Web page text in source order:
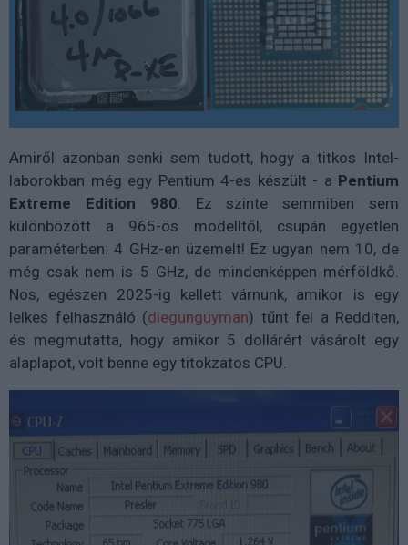
Amiről azonban senki sem tudott, hogy a titkos Intel-
laborokban még egy Pentium 4-es készült - a Pentium
Extreme Edition 980. Ez szinte semmiben sem
különbözött a 965-ös modelltől, csupán egyetlen
paraméterben: 4 GHz-en üzemelt! Ez ugyan nem 10, de
még csak nem is 5 GHz, de mindenképpen mérföldkő.
Nos, egészen 2025-ig kellett várnunk, amikor is egy
lelkes felhasználó (diegunguyman) tűnt fel a Redditen,
és megmutatta, hogy amikor 5 dollárért vásárolt egy
alaplapot, volt benne egy titokzatos CPU.